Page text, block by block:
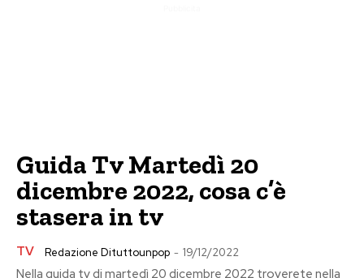
Guida Tv Martedì 20
dicembre 2022, cosa c’è
stasera in tv
TV Redazione Dituttounpop - 19/12/2022
Nella guida tv di martedì 20 dicembre 2022 troverete nella